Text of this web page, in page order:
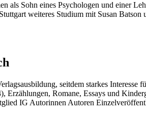
als Sohn eines Psychologen und einer
weiteres Studium mit Susan
seitdem starkes
Erzählungen, Romane, Essays und
IG Autorinnen Autoren